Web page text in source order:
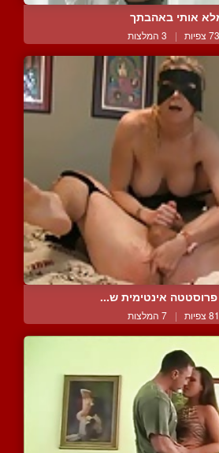
אותי באהבתך
| 3 המלצות
אינטימית ש...
| 7 המלצות